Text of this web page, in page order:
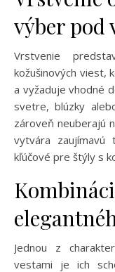
výber pod
Vrstvenie
kožušinových viest,
a vyžaduje vhodné
svetre, blúzky
zároveň neuberajú
vytvára
kľúčové pre štýly s
Jednou z
vestami je ich